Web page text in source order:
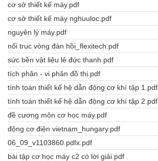
cơ sở thiết kế máy.pdf
cơ sở thiết kế máy nghuuloc.pdf
nguyên lý máy.pdf
nối trục vòng đàn hồi_flexitech.pdf
sức bền vật liệu lê đức thanh.pdf
tích phân - vi phân đồ thị.pdf
tính toán thiết kế hệ dẫn động cơ khí tập 1.pdf
tính toán thiết kế hệ dẫn động cơ khí tập 2.pdf
đề cương môn cơ học máy.pdf
động cơ điện vietnam_hungary.pdf
06_09_v1103860.pdfx.pdf
bài tập cơ học máy c2 có lời giải.pdf